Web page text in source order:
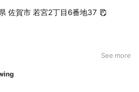
佐賀市 若宮2丁目6番地37
See more